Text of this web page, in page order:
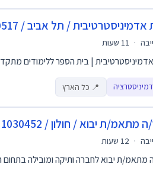
/ תל אביב / 1030517
·
| בית הספר ללימודים
📍 כל הארץ
מתאמ/ת יבוא / חולון / 1030452
·